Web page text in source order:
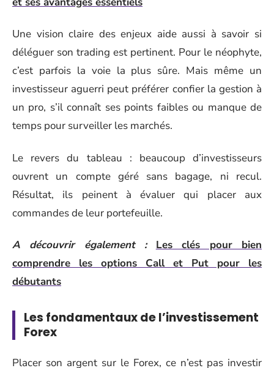
Une vision claire des enjeux aide aussi à savoir si
déléguer son trading est pertinent. Pour le néophyte,
c’est parfois la voie la plus sûre. Mais même un
investisseur aguerri peut préférer confier la gestion à
un pro, s’il connaît ses points faibles ou manque de
temps pour surveiller les marchés.
Le revers du tableau : beaucoup d’investisseurs
ouvrent un compte géré sans bagage, ni recul.
Résultat, ils peinent à évaluer qui placer aux
commandes de leur portefeuille.
A découvrir également :
Les clés pour bien
comprendre les options Call et Put pour les
débutants
Les fondamentaux de l’investissement
Forex
Placer son argent sur le Forex, ce n’est pas investir